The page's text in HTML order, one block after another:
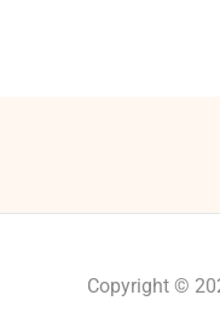
Copyright ©